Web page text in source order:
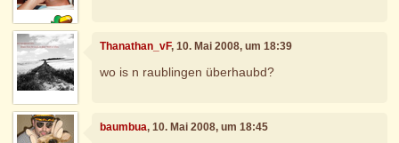
Thanathan_vF, 10. Mai 2008, um 18:39
wo is n raublingen überhaubd?
baumbua, 10. Mai 2008, um 18:45